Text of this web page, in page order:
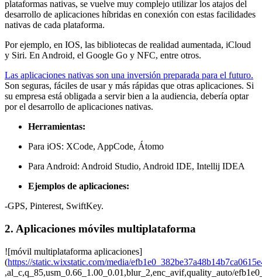
plataformas nativas, se vuelve muy complejo utilizar los atajos del
desarrollo de aplicaciones híbridas en conexión con estas facilidades
nativas de cada plataforma.
Por ejemplo, en IOS, las bibliotecas de realidad aumentada, iCloud
y Siri. En Android, el Google Go y NFC, entre otros.
Las aplicaciones nativas son una inversión preparada para el futuro.
Son seguras, fáciles de usar y más rápidas que otras aplicaciones. Si
su empresa está obligada a servir bien a la audiencia, debería optar
por el desarrollo de aplicaciones nativas.
Herramientas:
Para iOS: XCode, AppCode, Átomo
Para Android: Android Studio, Android IDE, Intellij IDEA
Ejemplos de aplicaciones:
-GPS, Pinterest, SwiftKey.
2. Aplicaciones móviles multiplataforma
![móvil multiplataforma aplicaciones]
(https://static.wixstatic.com/media/
,al_c,q_85,usm_0.66_1.00_0.01,blur_2,enc_avif,quality_auto/